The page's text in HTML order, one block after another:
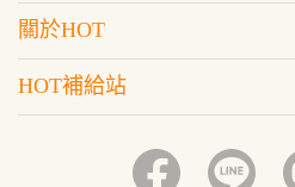
關於HOT
HOT補給站